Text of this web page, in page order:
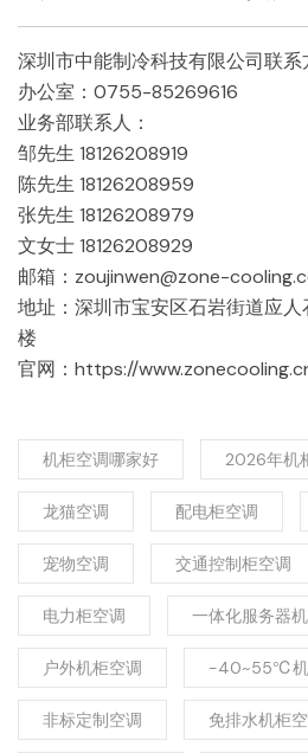
深圳市中能制冷科技有限公司联系
办公室：0755-85269616
业务部联系人：
邹先生 18126208919
陈先生 18126208959
张先生 18126208979
文女士 18126208929
邮箱：zoujinwen@zone-
地址：深圳市宝安区石岩街道应
楼
官网：https://
机柜空调哪家好 2026年机
龙猫空调 配电柜空调
宠物空调 交通控制柜空调
电力柜空调 一体化服务器
户外机柜空调 -40~55℃机
非标定制空调 免排水机柜